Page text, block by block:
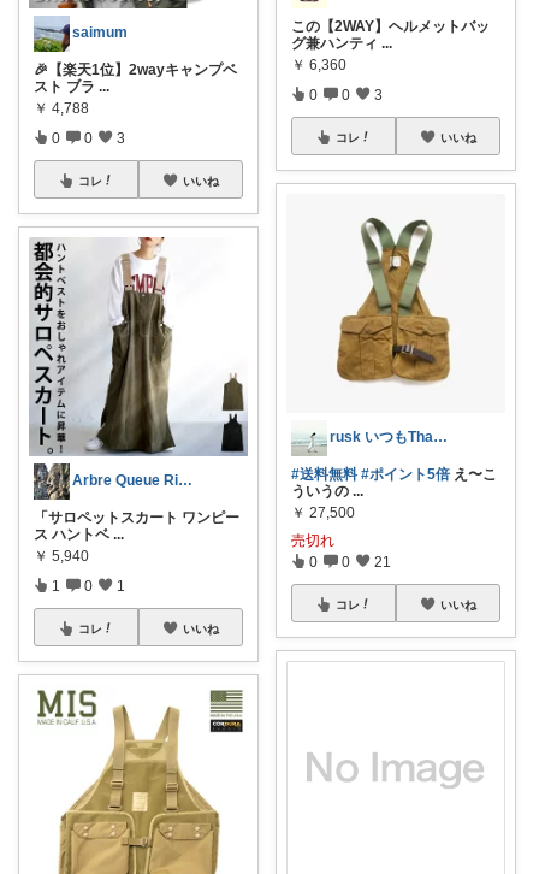
saimum
🎉【楽天1位】2wayキャンプベ
スト ブラ ...
￥ 4,788
0 0 3
コレ いいね
Arbre Queue Rivière
「サロペットスカート ワンピー
ス ハントベ ...
￥ 5,940
1 0 1
コレ いいね
この【2WAY】ヘルメットバッ
グ兼ハンティ ...
￥ 6,360
0 0 3
コレ いいね
rusk いつもThanks!
#送料無料 #ポイント5倍 え〜こ
ういうの ...
￥ 27,500
売切れ
0 0 21
コレ いいね